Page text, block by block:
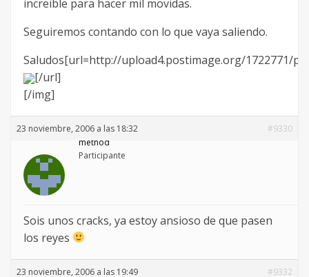
increible para hacer mil movidas.
Seguiremos contando con lo que vaya saliendo.
Saludos[url=http://upload4.postimage.org/1722771/
[/url]
[/img]
23 noviembre, 2006 a las 18:32
#9330
method
Participante
Sois unos cracks, ya estoy ansioso de que pasen
los reyes
23 noviembre, 2006 a las 19:49
#9332